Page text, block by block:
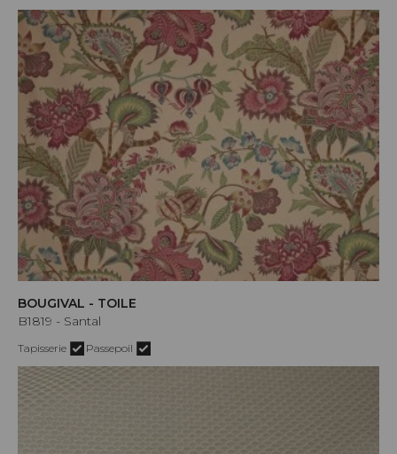
BOUGIVAL - TOILE
B1819 - Santal
Tapisserie Passepoil